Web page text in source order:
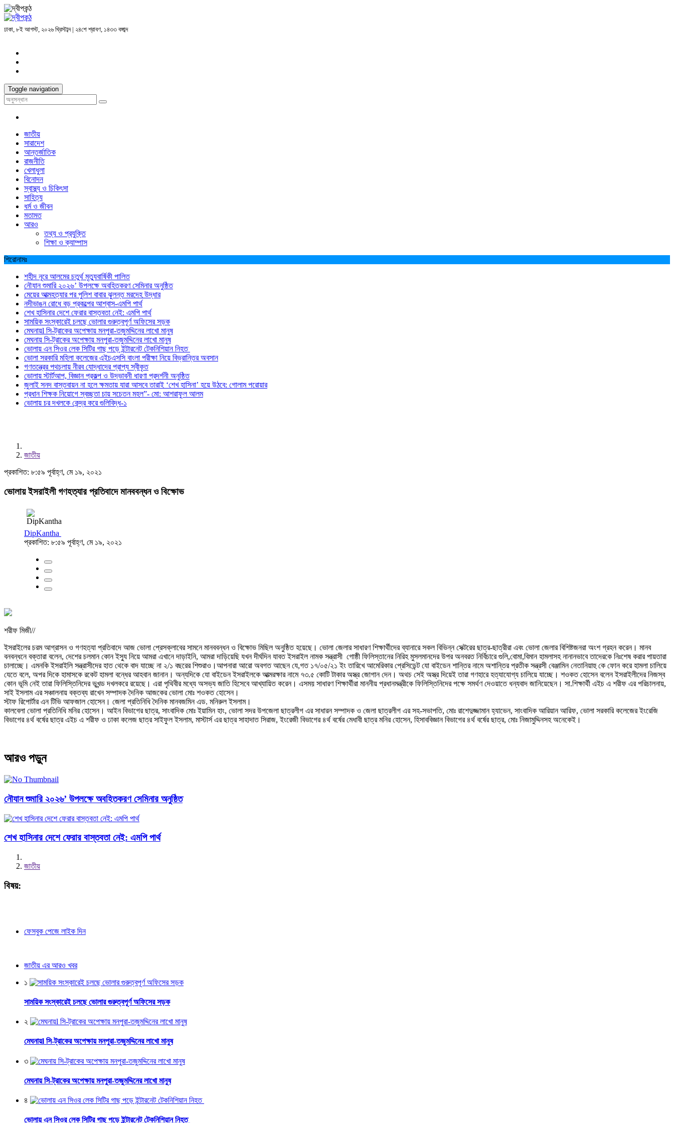
ঢাকা, ৮ই আগস্ট, ২০২৬ খ্রিস্টাব্দ | ২৪শে শ্রাবণ, ১৪৩৩ বঙ্গাব্দ
Toggle navigation
জাতীয়
সারাদেশ
আন্তর্জাতিক
রাজনীতি
খেলাধুলা
বিনোদন
স্বাস্থ্য ও চিকিৎসা
সাহিত্য
ধর্ম ও জীবন
মতামত
আরও
তথ্য ও প্রযুক্তি
শিক্ষা ও ক্যাম্পাস
শিরোনামঃ
শহীদ নূরে আলমের চতুর্থ মৃত্যুবার্ষিকী পালিত
নৌযান শুমারি ২০২৬’ উপলক্ষে অবহিতকরণ সেমিনার অনুষ্ঠিত
মেয়ের আত্মহত্যার পর পুলিশ বাবার ঝুলন্ত মরদেহ উদ্ধার
নদীভাঙন রোধে বড় প্রকল্পের আশ্বাস-এমপি পার্থ
শেখ হাসিনার দেশে ফেরার বাস্তবতা নেই: এমপি পার্থ
সাময়িক সংস্কারেই চলছে ভোলার গুরুত্বপূর্ণ অফিসের সড়ক
মেঘনায়l সি-ট্রাকের অপেক্ষায় মনপুরা-তজুমদ্দিনের লাখো মানুষ
মেঘনায় সি-ট্রাকের অপেক্ষায় মনপুরা-তজুমদ্দিনের লাখো মানুষ
ভোলায় এন সিওর লেক সিটির গাছ পড়ে ইন্টারনেট টেকনিশিয়ান নিহত
ভোলা সরকারি মহিলা কলেজের এইচএসসি বাংলা পরীক্ষা নিয়ে বিভ্রান্তির অবসান
গণতন্ত্রের পথচলায় নীরব যোদ্ধাদের প্রাপ্য স্বীকৃত
ভোলায় স্টার্টআপ, বিজ্ঞান প্রকল্প ও উদ্ভাবনী ধারণা প্রদর্শনী অনুষ্ঠিত
জুলাই সনদ বাস্তবায়ন না হলে ক্ষমতায় যারা আসবে তারাই ‘শেখ হাসিনা’ হয়ে উঠবে: গোলাম পরোয়ার
প্রধান শিক্ষক নিয়োগে স্বচ্ছতা চায় সচেতন মহল”- মো: আশরাফুল আলম
ভোলায় চর দখলকে কেন্দ্র করে গুলিবিদ্ধ-১
জাতীয়
প্রকাশিত: ৮:৫৯ পূর্বাহ্ণ, মে ১৯, ২০২১
ভোলায় ইসরাইলী গণহত্যার প্রতিবাদে মানববন্ধন ও বিক্ষোভ
DipKantha
প্রকাশিত: ৮:৫৯ পূর্বাহ্ণ, মে ১৯, ২০২১
শরীফ মিজী//
ইসরাইলের চরম আগ্রাসন ও গণহত্যা প্রতিবাদে আজ ভোলা প্রেসক্লাবের সামনে মানববন্ধন ও বিক্ষোভ মিছিল অনুষ্ঠিত হয়েছে। ভোলা জেলার সাধারণ শিক্ষার্থীদের ব্যানারে সকল বিভিন্ন সেক্টরের ছাত্র-ছাত্রীরা এবং ভোলা জেলার বিশিষ্টজনরা অংশ গ্রহন করেন। মানব
বনবন্ধনে বক্তারা বলেন, দেশের চলমান কোন ইস্যু নিয়ে আমরা এখানে দাড়াইনি, আমরা দাড়িয়েছি যখন দীর্ঘদিন যাবত ইসরাইল নামক সন্ত্রাসী গোষ্ঠী ফিলিস্তানের নিরিহ মুসলমানদের উপর অনবরত নির্বিচারে গুলি,বোমা,বিমান হামলাসহ নানানভাবে তাদেরকে নিঃশেষ করার পায়তারা
চালাচ্ছে। এমনকি ইসরাইলি সন্ত্রাসীদের হাত থেকে বাদ যাচ্ছে না ২/১ বছরের শিশুরাও।আপনারা আরো অবগত আছেন যে,গত ১৭/০৫/২১ ইং তারিখে আমেরিকার প্রেসিডেন্ট যো বাইডেন শান্তির নামে অশান্তির প্রতীক সন্ত্রসী বেঞ্জামিন নেতানিয়াহু কে ফোন করে হামলা চালিয়ে
যেতে বলে, অপর দিকে হামাসকে রকেট হামলা বন্ধের আহবান জানান। অন্যদিকে যো বাইডেন ইসরাইলকে আত্মরক্ষার নামে ৭৩.৫ কোটি টাকার অস্ত্র জোগান দেন। অথচ সেই অস্ত্র দিয়েই তারা গণহারে হত্যাযোগ্য চালিয়ে যাচ্ছে। শওকত হোসেন বলেন ইসরাইলীদের নিজস্ব
কোন ভূমি নেই তারা ফিলিস্তিনিদের ভূখন্ড দখলকরে রয়েছে। এরা পৃথিবীর মধ্যে অসভ্য জাতি হিসেবে আখ্যায়িত করেন। এসময় সাধারণ শিক্ষার্থীরা মাননীয় প্রধানমন্ত্রীকে ফিলিস্তিনিদের পক্ষে সমর্থণ দেওয়াতে ধন্যবাদ জানিয়েছেন। সা.শিক্ষার্থী এইচ এ শরীফ এর পরিচালনায়,
সাই ইসলাম এর সঞ্চালনায় বক্তব্য রাখেন সম্পাদক দৈনিক আজকের ভোলা মোঃ শওকত হোসেন।
স্টাফ রিপোর্টার এন টিভি আফজাল হোসেন। জেলা প্রতিনিধি দৈনিক মানবজমিন এড. মনিরুল ইসলাম।
কালবেলা ভোলা প্রতিনিধি মনির হোসেন। আইন বিভাগের ছাত্র, সাংবাদিক মোঃ ইয়ামিন হাং, ভোলা সদর উপজেলা ছাত্রলীগ এর সাধারন সম্পাদক ও জেলা ছাত্রলীগ এর সহ-সভাপতি, মোঃ রাশেদুজ্জামান হ্যাভেন, সাংবাদিক আরিয়ান আরিফ, ভোলা সরকারি কলেজের ইংরেজি
বিভাগের ৪র্থ বর্ষের ছাত্র এইচ এ শরীফ ও ঢাকা কলেজ ছাত্র সাইফুল ইসলাম, মাস্টার্স এর ছাত্র সাহাদাত সিরাজ, ইংরেজী বিভাগের ৪র্থ বর্ষের মেধাবী ছাত্র মনির হোসেন, হিসাববিজ্ঞান বিভাগের ৪র্থ বর্ষের ছাত্র, মোঃ নিজামুদ্দিনসহ অনেকেই।
আরও পড়ুন
নৌযান শুমারি ২০২৬’ উপলক্ষে অবহিতকরণ সেমিনার অনুষ্ঠিত
শেখ হাসিনার দেশে ফেরার বাস্তবতা নেই: এমপি পার্থ
জাতীয়
বিষয়:
ফেসবুক পেজে লাইক দিন
জাতীয় এর আরও খবর
১
সাময়িক সংস্কারেই চলছে ভোলার গুরুত্বপূর্ণ অফিসের সড়ক
২
মেঘনায়l সি-ট্রাকের অপেক্ষায় মনপুরা-তজুমদ্দিনের লাখো মানুষ
৩
মেঘনায় সি-ট্রাকের অপেক্ষায় মনপুরা-তজুমদ্দিনের লাখো মানুষ
৪
ভোলায় এন সিওর লেক সিটির গাছ পড়ে ইন্টারনেট টেকনিশিয়ান নিহত